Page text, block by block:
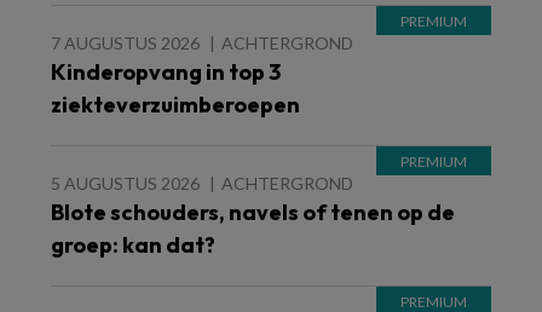
7 AUGUSTUS 2026 ACHTERGROND
Kinderopvang in top 3
ziekteverzuimberoepen
5 AUGUSTUS 2026 ACHTERGROND
Blote schouders, navels of tenen op de
groep: kan dat?